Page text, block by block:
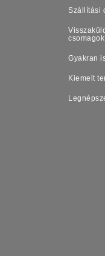
Szállítási
csomagok
Gyakran
Kiemelt